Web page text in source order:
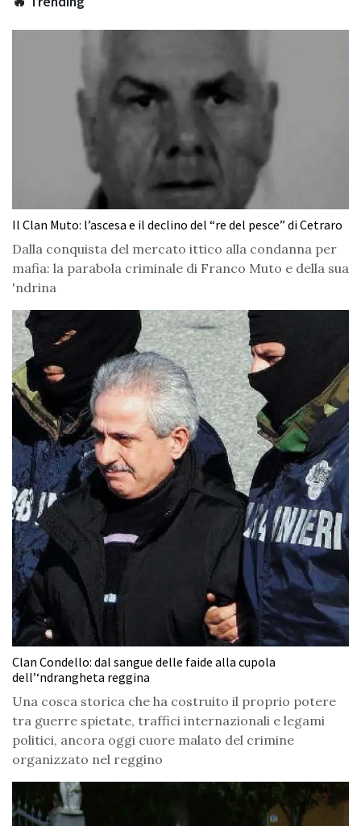
Il Clan Muto: l’ascesa e il declino del “re del pesce” di Cetraro
Dalla conquista del mercato ittico alla condanna per
mafia: la parabola criminale di Franco Muto e della sua
'ndrina
Clan Condello: dal sangue delle faide alla cupola
dell’‘ndrangheta reggina
Una cosca storica che ha costruito il proprio potere
tra guerre spietate, traffici internazionali e legami
politici, ancora oggi cuore malato del crimine
organizzato nel reggino